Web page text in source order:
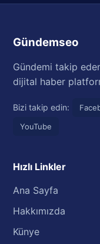
Gündemseo
Gündemi takip
dijital haber
Bizi takip edin:
YouTube
Hızlı Linkler
Ana Sayfa
Hakkımızda
Künye